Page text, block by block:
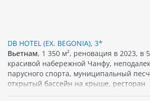
DB HOTEL (EX. BEGONIA), 3*
Вьетнам, 1 350 м², реновация в 2023, в
красивой набережной Чанфу,
парусного спорта, муниципальный
открытый бассейн на крыше, ресторан